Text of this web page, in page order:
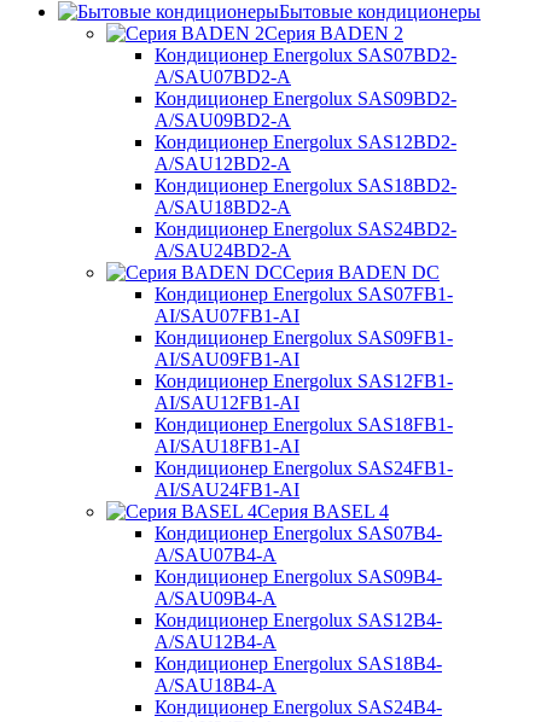
Бытовые кондиционеры
Серия BADEN 2
Кондиционер Energolux SAS07BD2-
A/SAU07BD2-A
Кондиционер Energolux SAS09BD2-
A/SAU09BD2-A
Кондиционер Energolux SAS12BD2-
A/SAU12BD2-A
Кондиционер Energolux SAS18BD2-
A/SAU18BD2-A
Кондиционер Energolux SAS24BD2-
A/SAU24BD2-A
Серия BADEN DC
Кондиционер Energolux SAS07FB1-
AI/SAU07FB1-AI
Кондиционер Energolux SAS09FB1-
AI/SAU09FB1-AI
Кондиционер Energolux SAS12FB1-
AI/SAU12FB1-AI
Кондиционер Energolux SAS18FB1-
AI/SAU18FB1-AI
Кондиционер Energolux SAS24FB1-
AI/SAU24FB1-AI
Серия BASEL 4
Кондиционер Energolux SAS07B4-
A/SAU07B4-A
Кондиционер Energolux SAS09B4-
A/SAU09B4-A
Кондиционер Energolux SAS12B4-
A/SAU12B4-A
Кондиционер Energolux SAS18B4-
A/SAU18B4-A
Кондиционер Energolux SAS24B4-